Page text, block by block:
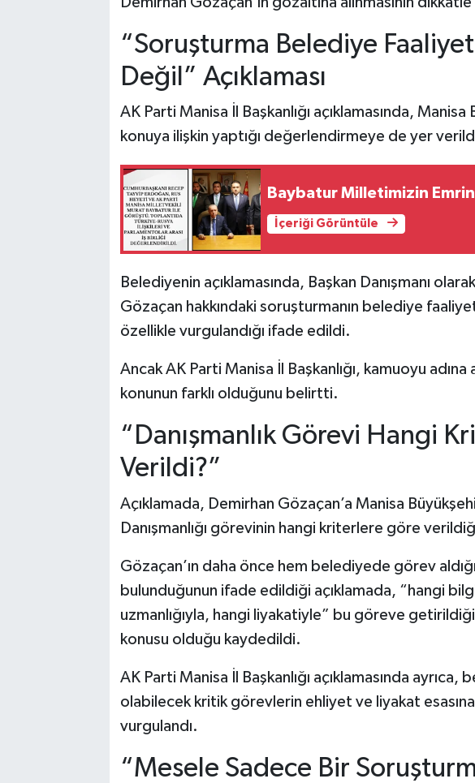
“Soruşturma Belediye
Değil” Açıklaması
AK Parti Manisa İl Başkanlığı açıklamasında,
konuya ilişkin yaptığı değerlendirmeye de yer
Baybatur Milletimizin
İçeriği Görüntüle
Belediyenin açıklamasında, Başkan Danışmanı
Gözaçan hakkındaki soruşturmanın belediye
özellikle vurgulandığı ifade edildi.
Ancak AK Parti Manisa İl Başkanlığı, kamuoyu adına
konunun farklı olduğunu belirtti.
“Danışmanlık Görevi Hangi
Verildi?”
Açıklamada, Demirhan Gözaçan’a Manisa
Danışmanlığı görevinin hangi kriterlere göre
Gözaçan’ın daha önce hem belediyede görev
bulunduğunun ifade edildiği açıklamada, “hangi
uzmanlığıyla, hangi liyakatiyle” bu göreve
konusu olduğu kaydedildi.
AK Parti Manisa İl Başkanlığı açıklamasında
olabilecek kritik görevlerin ehliyet ve liyakat
vurgulandı.
“Mesele Sadece Bir